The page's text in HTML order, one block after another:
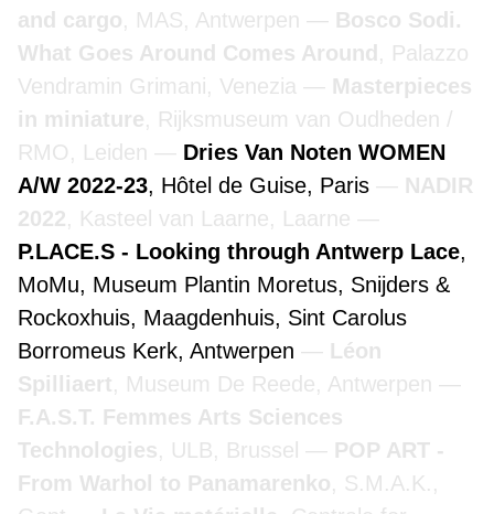
and cargo, MAS, Antwerpen
Bosco Sodi.
What Goes Around Comes Around , Palazzo
Vendramin Grimani, Venezia
Masterpieces
in miniature, Rijksmuseum van Oudheden /
RMO, Leiden
Dries Van Noten WOMEN
A/W 2022-23, Hôtel de Guise, Paris
NADIR
2022, Kasteel van Laarne, Laarne
P.LACE.S - Looking through Antwerp Lace,
MoMu, Museum Plantin Moretus, Snijders &
Rockoxhuis, Maagdenhuis, Sint Carolus
Borromeus Kerk, Antwerpen
Léon
Spilliaert, Museum De Reede, Antwerpen
F.A.S.T. Femmes Arts Sciences
Technologies, ULB, Brussel
POP ART -
From Warhol to Panamarenko, S.M.A.K.,